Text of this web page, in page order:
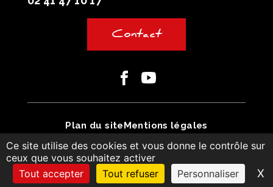
Ce site utilise des cookies et vous donne le contrôle sur
ceux que vous souhaitez activer
Tout accepter
Tout refuser Personnaliser X
Contact
FacebookYoutube
Plan du siteMentions légales
Conditions générales de vente
© MonaGraphic 2025